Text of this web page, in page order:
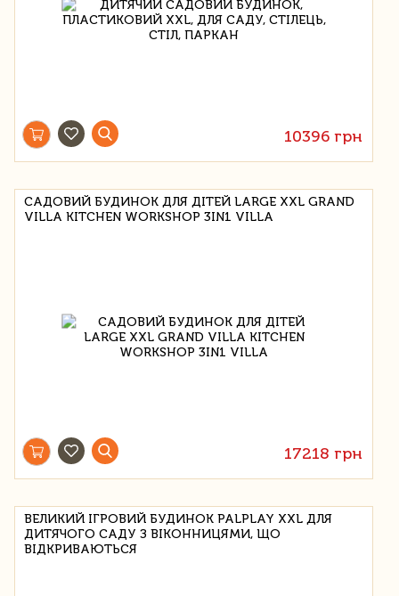
10396 грн
САДОВИЙ БУДИНОК ДЛЯ ДІТЕЙ LARGE XXL GRAND
VILLA KITCHEN WORKSHOP 3IN1 VILLA
17218 грн
ВЕЛИКИЙ ІГРОВИЙ БУДИНОК PALPLAY XXL ДЛЯ
ДИТЯЧОГО САДУ З ВІКОННИЦЯМИ, ЩО
ВІДКРИВАЮТЬСЯ